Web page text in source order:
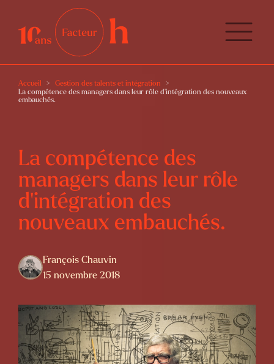
Accueil
Gestion des talents et intégration
La compétence des managers dans leur rôle d’intégration des nouveaux
embauchés.
La compétence des
managers dans leur rôle
d’intégration des
nouveaux embauchés.
François Chauvin
15 novembre 2018